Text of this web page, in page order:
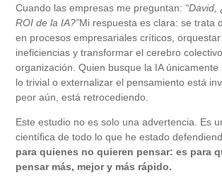
Cuando las empresas me preguntan: “David,
ROI de la IA?”Mi respuesta es clara: se trata
en procesos empresariales críticos,
ineficiencias y transformar el cerebro
organización. Quien busque la IA
lo trivial o externalizar el pensamiento está
peor aún, está retrocediendo.
Este estudio no es solo una advertencia. Es
científica de todo lo que he estado
para quienes no quieren pensar: es para
pensar más, mejor y más rápido.